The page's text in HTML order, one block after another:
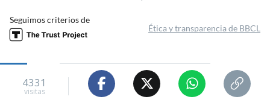
Seguimos criterios de
Ética y transparencia de BBCL
4331
visitas